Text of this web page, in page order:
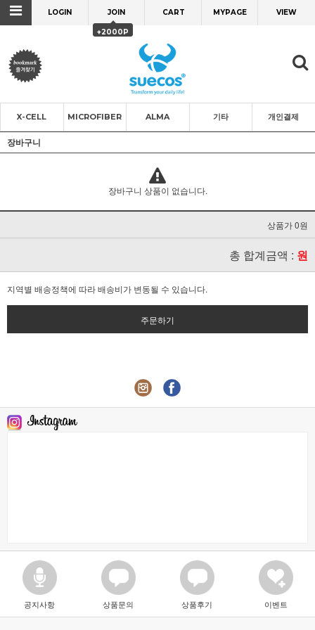
LOGIN JOIN
+2000P
CART MYPAGE VIEW
X-CELL MICROFIBER ALMA 기타 개인결제
장바구니
장바구니 상품이 없습니다.
상품가 0원
총 합계금액 : 원
지역별 배송정책에 따라 배송비가 변동될 수 있습니다.
주문하기
공지사항 상품문의 상품후기 이벤트